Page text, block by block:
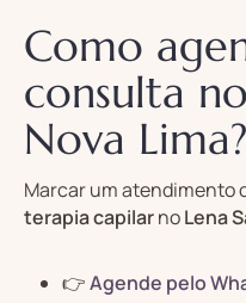
Como
consulta
Nova Lima?
Marcar um atendimento
terapia capilarnoLena
👉Agende pelo